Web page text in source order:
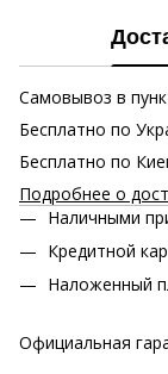
Самовывоз в
Бесплатно по
Бесплатно по
Подробнее о
Наличными
Кредитной
Наложенный
Официальная